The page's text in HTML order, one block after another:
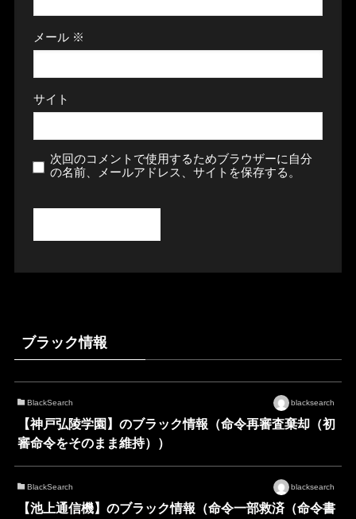
メール ※
サイト
次回のコメントで使用するためブラウザーに自分
の名前、メールアドレス、サイトを保存する。
ブラック情報
BlackSearch blacksearch
【神戸弘陵学園】のブラック情報（命令再審査棄却（初
審命令をそのまま維持））
BlackSearch blacksearch
【池上通信機】のブラック情報（命令一部救済（命令書